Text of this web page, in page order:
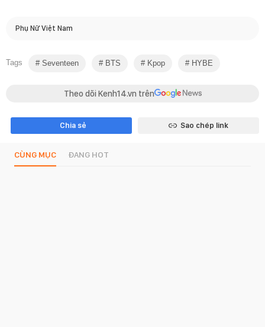
Phụ Nữ Việt Nam
Tags Seventeen BTS Kpop HYBE
Theo dõi Kenh14.vn trên
Chia sẻ Sao chép link
CÙNG MỤC ĐANG HOT